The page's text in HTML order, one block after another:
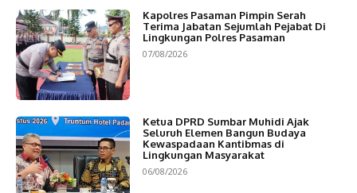
Kapolres Pasaman Pimpin Serah
Terima Jabatan Sejumlah Pejabat Di
Lingkungan Polres Pasaman
07/08/2026
Ketua DPRD Sumbar Muhidi Ajak
Seluruh Elemen Bangun Budaya
Kewaspadaan Kantibmas di
Lingkungan Masyarakat
06/08/2026